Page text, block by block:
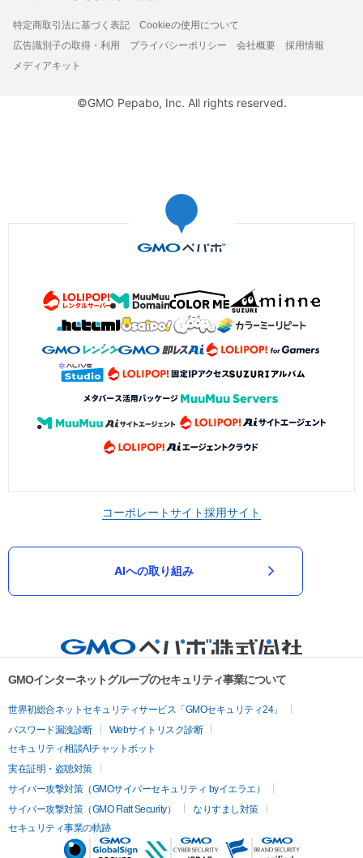
特定商取引法に基づく表記
Cookieの使用について
広告識別子の取得・利用
プライバシーポリシー 会社概要
採用情報
メディアキット
©GMO Pepabo, Inc. All rights reserved.
コーポレートサイト採用サイト
AIへの取り組み
GMOインターネットグループのセキュリティ事業について
世界初総合ネットセキュリティサービス「GMOセキュリティ24」
パスワード漏洩診断
Webサイトリスク診断
セキュリティ相談AIチャットボット
実在証明・盗聴対策
サイバー攻撃対策（GMOサイバーセキュリティ byイエラエ）
サイバー攻撃対策（GMO Flatt Security）
なりすまし対策
セキュリティ事業の軌跡